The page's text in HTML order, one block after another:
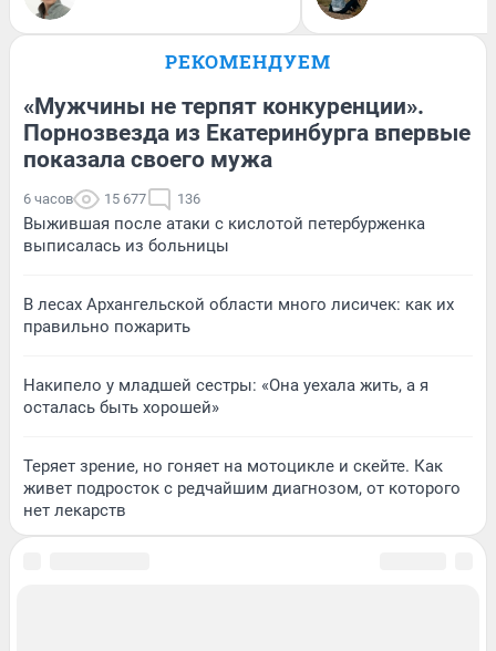
РЕКОМЕНДУЕМ
«Мужчины не терпят конкуренции».
Порнозвезда из Екатеринбурга впервые
показала своего мужа
6 часов 15 677 136
Выжившая после атаки с кислотой петербурженка
выписалась из больницы
В лесах Архангельской области много лисичек: как их
правильно пожарить
Накипело у младшей сестры: «Она уехала жить, а я
осталась быть хорошей»
Теряет зрение, но гоняет на мотоцикле и скейте. Как
живет подросток с редчайшим диагнозом, от которого
нет лекарств